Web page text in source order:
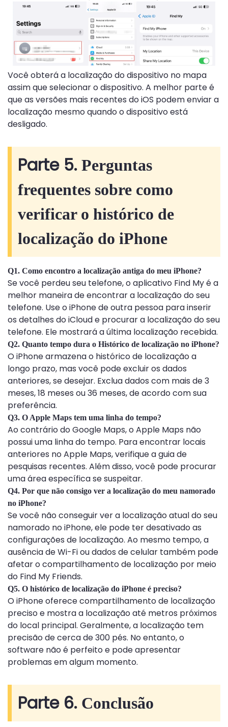
Você obterá a localização do dispositivo no mapa
assim que selecionar o dispositivo. A melhor parte é
que as versões mais recentes do iOS podem enviar a
localização mesmo quando o dispositivo está
desligado.
Parte 5. Perguntas
frequentes sobre como
verificar o histórico de
localização do iPhone
Q1. Como encontro a localização antiga do meu iPhone?
Se você perdeu seu telefone, o aplicativo Find My é a
melhor maneira de encontrar a localização do seu
telefone. Use o iPhone de outra pessoa para inserir
os detalhes do iCloud e procurar a localização do seu
telefone. Ele mostrará a última localização recebida.
Q2. Quanto tempo dura o Histórico de localização no iPhone?
O iPhone armazena o histórico de localização a
longo prazo, mas você pode excluir os dados
anteriores, se desejar. Exclua dados com mais de 3
meses, 18 meses ou 36 meses, de acordo com sua
preferência.
Q3. O Apple Maps tem uma linha do tempo?
Ao contrário do Google Maps, o Apple Maps não
possui uma linha do tempo. Para encontrar locais
anteriores no Apple Maps, verifique a guia de
pesquisas recentes. Além disso, você pode procurar
uma área específica se suspeitar.
Q4. Por que não consigo ver a localização do meu namorado
no iPhone?
Se você não conseguir ver a localização atual do seu
namorado no iPhone, ele pode ter desativado as
configurações de localização. Ao mesmo tempo, a
ausência de Wi-Fi ou dados de celular também pode
afetar o compartilhamento de localização por meio
do Find My Friends.
Q5. O histórico de localização do iPhone é preciso?
O iPhone oferece compartilhamento de localização
preciso e mostra a localização até metros próximos
do local principal. Geralmente, a localização tem
precisão de cerca de 300 pés. No entanto, o
software não é perfeito e pode apresentar
problemas em algum momento.
Parte 6. Conclusão